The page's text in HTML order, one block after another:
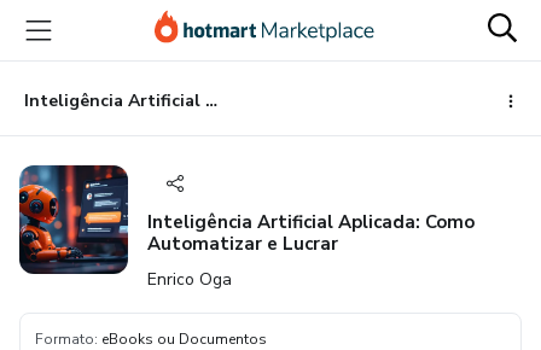
para
conteúdo
principal
para
pagamento
para
rodapé
Inteligência Artificial Aplicada: Como Automatizar e Lucrar
Inteligência Artificial Aplicada: Como
Automatizar e Lucrar
Enrico Oga
Formato: eBooks ou Documentos